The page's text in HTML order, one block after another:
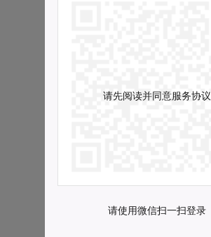
请先阅读并同意服务协议
请使用微信扫一扫登录